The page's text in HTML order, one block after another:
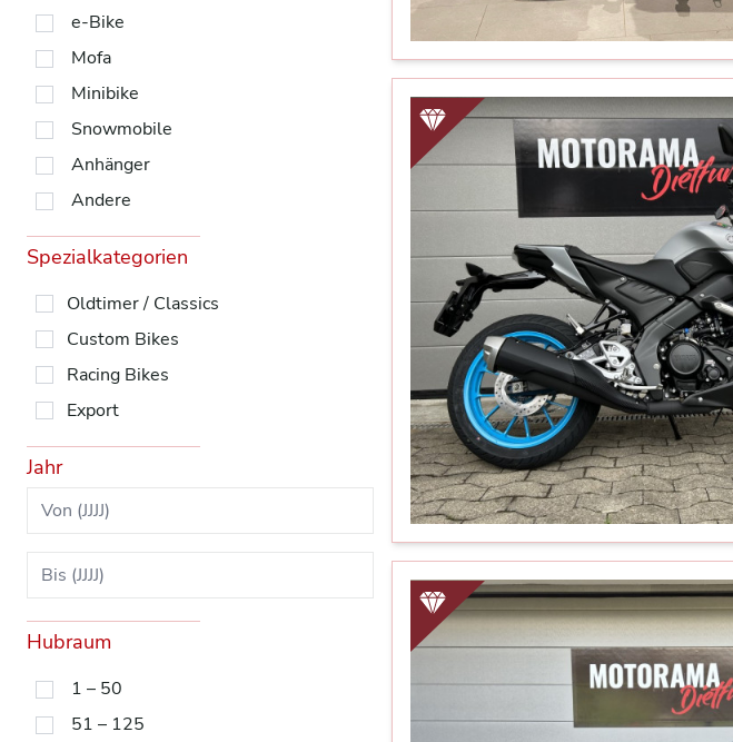
e-Bike
Mofa
Minibike
Snowmobile
Anhänger
Andere
Spezialkategorien
Oldtimer / Classics
Custom Bikes
Racing Bikes
Export
Jahr
Hubraum
1 – 50
51 – 125